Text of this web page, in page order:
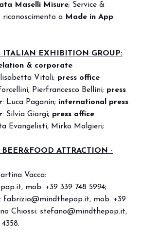
Maselli Misure; Service &
a Made in App.
ITALIAN EXHIBITION GROUP:
& corporate
Vitali; press office
Pierfrancesco Bellini; press
: Luca Paganin; international press
: Silvia Giorgi; press office
Evangelisti, Mirko Malgieri;
ATTRACTION -
Vacca:
, mob. +39 339 748 5994;
fabrizio@mindthepop.it, mob. +39
Chiossi: stefano@mindthepop.it,